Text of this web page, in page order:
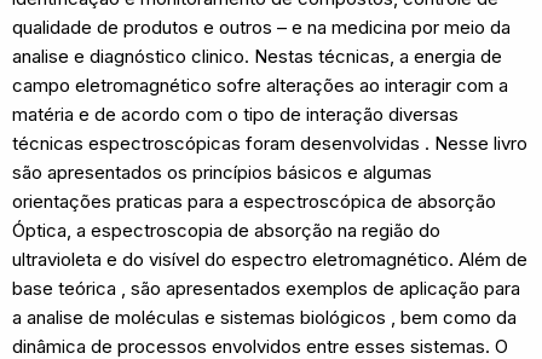
qualidade de produtos e outros – e na medicina por meio da
analise e diagnóstico clinico. Nestas técnicas, a energia de
campo eletromagnético sofre alterações ao interagir com a
matéria e de acordo com o tipo de interação diversas
técnicas espectroscópicas foram desenvolvidas . Nesse livro
são apresentados os princípios básicos e algumas
orientações praticas para a espectroscópica de absorção
Óptica, a espectroscopia de absorção na região do
ultravioleta e do visível do espectro eletromagnético. Além de
base teórica , são apresentados exemplos de aplicação para
a analise de moléculas e sistemas biológicos , bem como da
dinâmica de processos envolvidos entre esses sistemas. O